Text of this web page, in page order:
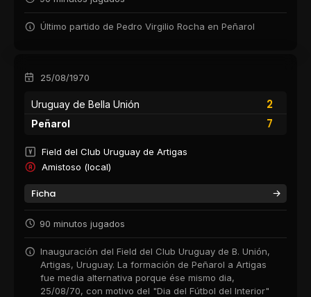
Último partido de Pedro Virgilio Rocha en Peñarol
25/08/1970
Uruguay de Bella Unión
2
7
Peñarol
Field del Club Uruguay de Artigas
Amistoso (local)
Ficha
90 minutos jugados
Inauguración del Field del Club Uruguay de B. Unión,
Artigas, Uruguay. La formación de Peñarol a Artigas
fue media alternativa porque ése mismo dia,
25/08/70, con motivo del "Dia del Fútbol del Interior"